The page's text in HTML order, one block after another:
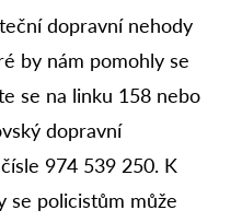
dopravní nehody
by nám pomohly se
se na linku 158 nebo
dopravní
974 539 250. K
se policistům může